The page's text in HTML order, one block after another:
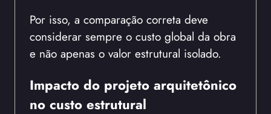
Por isso, a comparação correta deve
considerar sempre o custo global da obra
e não apenas o valor estrutural isolado.
Impacto do projeto arquitetônico
no custo estrutural